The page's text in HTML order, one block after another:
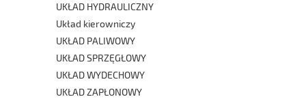
UKŁAD HYDRAULICZNY
Układ kierowniczy
UKŁAD PALIWOWY
UKŁAD SPRZĘGŁOWY
UKŁAD WYDECHOWY
UKŁAD ZAPŁONOWY